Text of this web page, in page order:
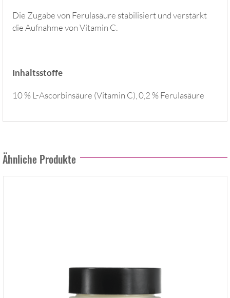
Die Zugabe von Ferulasäure stabilisiert und verstärkt
die Aufnahme von Vitamin C.
Inhaltsstoffe
10 % L-Ascorbinsäure (Vitamin C), 0,2 % Ferulasäure
Ähnliche Produkte